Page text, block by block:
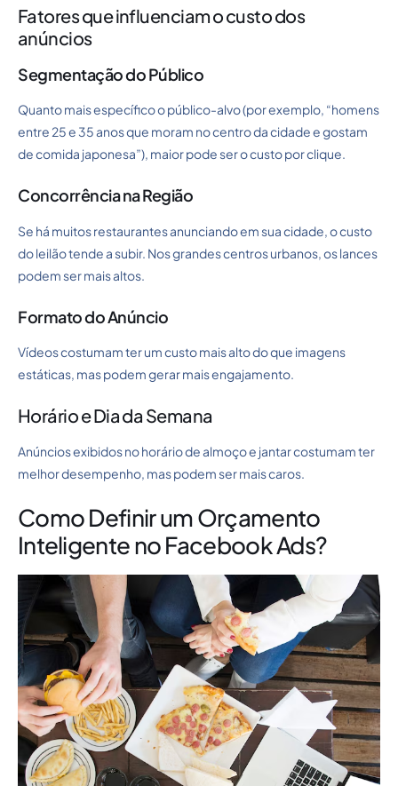
Fatores que influenciam o custo dos
anúncios
Segmentação do Público
Quanto mais específico o público-alvo (por exemplo, “homens
entre 25 e 35 anos que moram no centro da cidade e gostam
de comida japonesa”), maior pode ser o custo por clique.
Concorrência na Região
Se há muitos restaurantes anunciando em sua cidade, o custo
do leilão tende a subir. Nos grandes centros urbanos, os lances
podem ser mais altos.
Formato do Anúncio
Vídeos costumam ter um custo mais alto do que imagens
estáticas, mas podem gerar mais engajamento.
Horário e Dia da Semana
Anúncios exibidos no horário de almoço e jantar costumam ter
melhor desempenho, mas podem ser mais caros.
Como Definir um Orçamento
Inteligente no Facebook Ads?